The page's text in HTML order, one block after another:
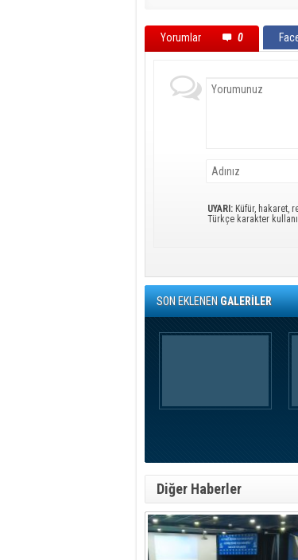
Yorumlar 0
UYARI: Küfür, hakaret,
Türkçe karakter
SON EKLENENGALERİLER
Diğer Haberler